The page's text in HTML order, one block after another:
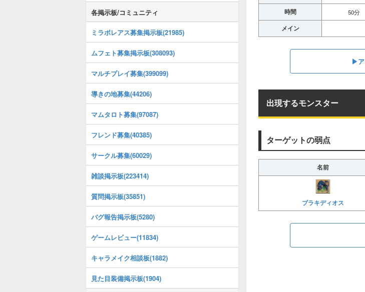
時間 50分
メイン
▶ア
出現するモンスター
ターゲットの弱点
名前
ブラキディオス
各掲示板/コミュニティ
ミラボレアス募集掲示板(21985)
ムフェト募集掲示板(308093)
マルチプレイ募集(399099)
導きの地募集(44206)
マムタロト募集(97087)
フレンド募集(40385)
サークル募集(60029)
雑談掲示板(223414)
質問掲示板(35851)
バグ報告掲示板(5280)
ゲームレビュー(11834)
キャラメイク相談板(1882)
見た目装備掲示板(1904)